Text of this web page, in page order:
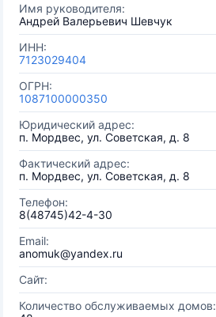
Имя руководителя:
Андрей Валерьевич Шевчук
ИНН:
7123029404
ОГРН:
1087100000350
Юридический адрес:
п. Мордвес, ул. Советская, д. 8
Фактический адрес:
п. Мордвес, ул. Советская, д. 8
Телефон:
8(48745)42-4-30
Email:
anomuk@yandex.ru
Сайт:
Количество обслуживаемых домов: